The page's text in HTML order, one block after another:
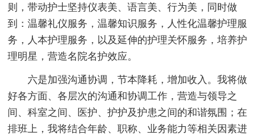
则，带动护士坚持仪表美、语言美、行为美，同时做
到：温馨礼仪服务，温馨知识服务，人性化温馨护理服
务，人本护理服务，以及延伸的护理关怀服务，培养护
理明星，营造名院名护效应。
六是加强沟通协调，节本降耗，增加收入。我将做
好各方面、各层次的沟通和协调工作，营造与领导之
间、科室之间、医护、护护及护患之间的和谐氛围；在
排班上，我将结合年龄、职称、业务能力等相关因素进